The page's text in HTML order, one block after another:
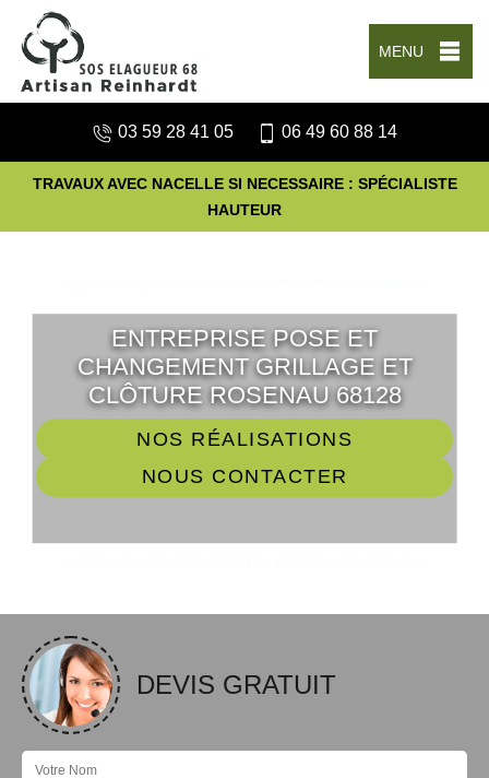
MENU
03 59 28 41 05 06 49 60 88 14
TRAVAUX AVEC NACELLE SI NECESSAIRE : SPÉCIALISTE
HAUTEUR
ENTREPRISE POSE ET
CHANGEMENT GRILLAGE ET
CLÔTURE ROSENAU 68128
NOS RÉALISATIONS
NOUS CONTACTER
DEVIS GRATUIT